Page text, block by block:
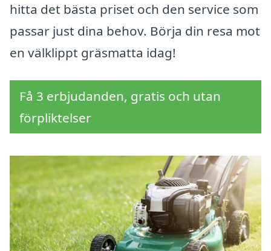
hitta det bästa priset och den service som
passar just dina behov. Börja din resa mot
en välklippt gräsmatta idag!
Få 3 erbjudanden, gratis och utan
förpliktelser